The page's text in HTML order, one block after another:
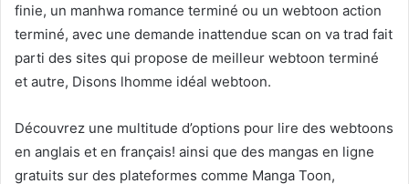
finie, un manhwa romance terminé ou un webtoon action
terminé, avec une demande inattendue scan on va trad fait
parti des sites qui propose de meilleur webtoon terminé
et autre, Disons lhomme idéal webtoon.
Découvrez une multitude d’options pour lire des webtoons
en anglais et en français! ainsi que des mangas en ligne
gratuits sur des plateformes comme Manga Toon,